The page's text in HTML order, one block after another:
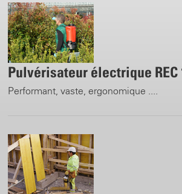
Pulvérisateur électrique REC
Performant, vaste, ergonomique ....